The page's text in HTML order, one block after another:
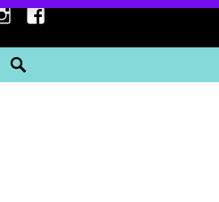
InstagramFacebook